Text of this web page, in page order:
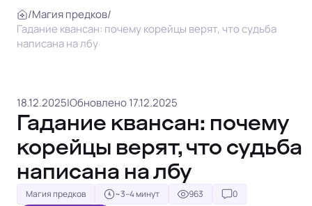
/Магия предков/
Гадание квансан: почему корейцы верят, что судьба
написана на лбу
18.12.2025|Обновлено 17.12.2025
Гадание квансан: почему
корейцы верят, что судьба
написана на лбу
Магия предков ~3–4 минут 963 0